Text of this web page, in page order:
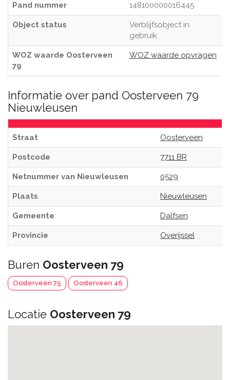
Pand nummer 148100000016445
Object status
Verblijfsobject in
gebruik
WOZ waarde Oosterveen
79
WOZ waarde opvragen
Informatie over pand Oosterveen 79
Nieuwleusen
Straat Oosterveen
Postcode 7711 BR
Netnummer van Nieuwleusen 0529
Plaats Nieuwleusen
Gemeente Dalfsen
Provincie Overijssel
Buren Oosterveen 79
Oosterveen 75 Oosterveen 46
Locatie Oosterveen 79